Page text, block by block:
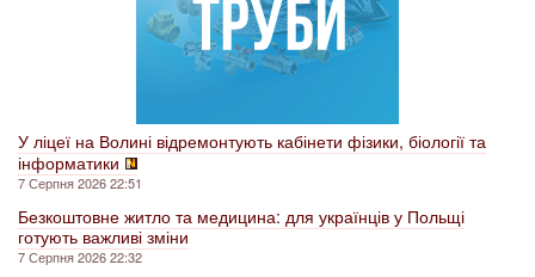
У ліцеї на Волині відремонтують кабінети фізики, біології та
інформатики
7 Серпня 2026 22:51
Безкоштовне житло та медицина: для українців у Польщі
готують важливі зміни
7 Серпня 2026 22:32